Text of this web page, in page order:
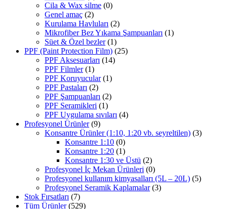
Cila & Wax silme (0)
Genel amaç (2)
Kurulama Havluları (2)
Mikrofiber Bez Yıkama Şampuanları (1)
Süet & Özel bezler (1)
PPF (Paint Protection Film) (25)
PPF Aksesuarları (14)
PPF Filmler (1)
PPF Koruyucular (1)
PPF Pastaları (2)
PPF Şampuanları (2)
PPF Seramikleri (1)
PPF Uygulama sıvıları (4)
Profesyonel Ürünler (9)
Konsantre Ürünler (1:10, 1:20 vb. seyreltilen) (3)
Konsantre 1:10 (0)
Konsantre 1:20 (1)
Konsantre 1:30 ve Üstü (2)
Profesyonel İç Mekan Ürünleri (0)
Profesyonel kullanım kimyasalları (5L – 20L) (5)
Profesyonel Seramik Kaplamalar (3)
Stok Fırsatları (7)
Tüm Ürünler (529)